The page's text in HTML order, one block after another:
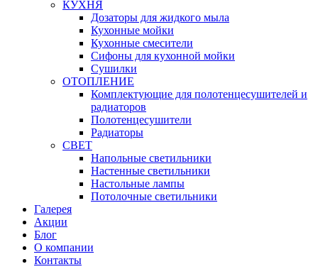
КУХНЯ
Дозаторы для жидкого мыла
Кухонные мойки
Кухонные смесители
Сифоны для кухонной мойки
Сушилки
ОТОПЛЕНИЕ
Комплектующие для полотенцесушителей и
радиаторов
Полотенцесушители
Радиаторы
СВЕТ
Напольные светильники
Настенные светильники
Настольные лампы
Потолочные светильники
Галерея
Акции
Блог
О компании
Контакты